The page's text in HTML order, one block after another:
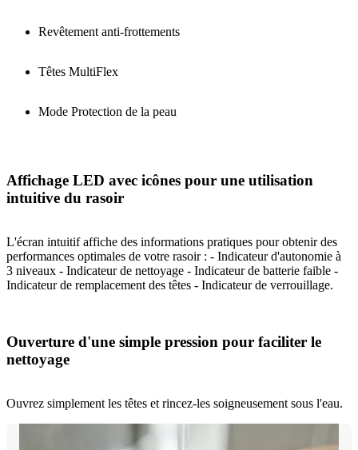
Revêtement anti-frottements
Têtes MultiFlex
Mode Protection de la peau
Affichage LED avec icônes pour une utilisation
intuitive du rasoir
L'écran intuitif affiche des informations pratiques pour obtenir des
performances optimales de votre rasoir : - Indicateur d'autonomie à
3 niveaux - Indicateur de nettoyage - Indicateur de batterie faible -
Indicateur de remplacement des têtes - Indicateur de verrouillage.
Ouverture d'une simple pression pour faciliter le
nettoyage
Ouvrez simplement les têtes et rincez-les soigneusement sous l'eau.